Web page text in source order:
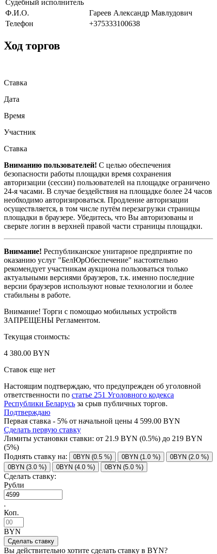
Судебный исполнитель
Ф.И.О.
Гареев Александр Мавлудович
Телефон
+375333100638
Ход торгов
Ставка
Дата
Время
Участник
Ставка
Вниманию пользователей! С целью обеспечения
безопасности работы площадки время сохранения
авторизации (сессии) пользователей на площадке ограничено
24-я часами. В случае бездействия на площадке более 24 часов
необходимо авторизироваться. Продление авторизации
осуществляется, в том числе путём перезагрузки страницы
площадки в браузере. Убедитесь, что Вы авторизованы и
сверьте логин в верхней правой части страницы площадки.
Внимание! Республиканское унитарное предприятие по
оказанию услуг "БелЮрОбеспечение" настоятельно
рекомендует участникам аукциона пользоваться только
актуальными версиями браузеров, т.к. именно последние
версии браузеров используют новые технологии и более
стабильны в работе.
Внимание! Торги с помощью мобильных устройств
ЗАПРЕЩЕНЫ Регламентом.
Текущая стоимость:
4 380.00 BYN
Ставок еще нет
Настоящим подтверждаю, что предупрежден об уголовной
ответственности по статье 251 Уголовного кодекса
Республики Беларусь за срыв публичных торгов.
Подтверждаю
Первая ставка - 5% от начальной цены 4 599.00 BYN
Сделать первую ставку
Лимиты установки ставки: от 21.9 BYN (0.5%) до 219 BYN
(5%)
Поднять ставку на:
0BYN (0.5 %) 0BYN (1.0 %)
0BYN (2.0 %)
0BYN (3.0 %)
0BYN (4.0 %) 0BYN (5.0 %)
Сделать ставку:
Рубли
.
Коп.
BYN
Вы действительно хотите сделать ставку в BYN?